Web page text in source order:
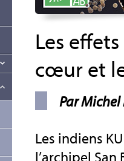
Les
cœur et
Par
Les indiens
l’archipel San